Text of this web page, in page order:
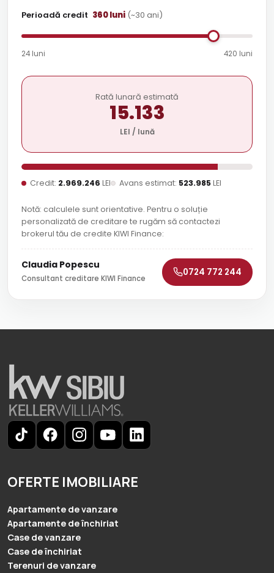
Perioadă credit 360luni (~30 ani)
24 luni 420 luni
Rată lunară estimată
15.133
LEI / lună
Credit: 2.969.246 LEI Avans estimat: 523.985LEI
Notă: calculele sunt orientative. Pentru o soluție
personalizată de creditare te rugăm să contactezi
brokerul tău de credite KIWI Finance:
Claudia Popescu
Consultant creditare KIWI Finance
0724 772 244
OFERTE IMOBILIARE
Apartamente de vanzare
Apartamente de închiriat
Case de vanzare
Case de închiriat
Terenuri de vanzare